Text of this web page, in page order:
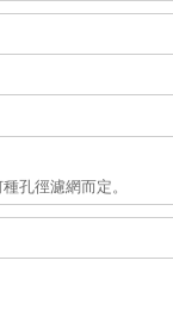
孔徑濾網而定。